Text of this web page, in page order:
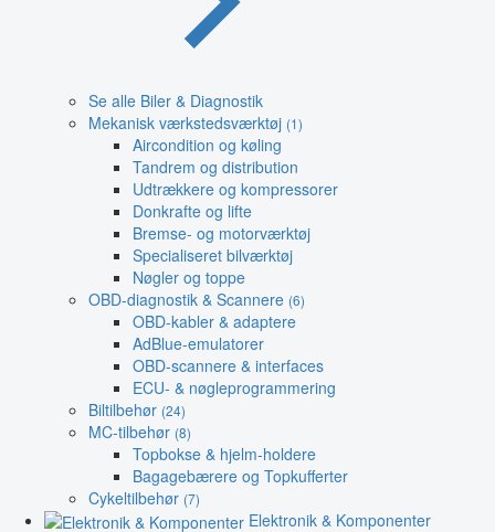
Se alle Biler & Diagnostik
Mekanisk værkstedsværktøj (1)
Aircondition og køling
Tandrem og distribution
Udtrækkere og kompressorer
Donkrafte og lifte
Bremse- og motorværktøj
Specialiseret bilværktøj
Nøgler og toppe
OBD-diagnostik & Scannere (6)
OBD-kabler & adaptere
AdBlue-emulatorer
OBD-scannere & interfaces
ECU- & nøgleprogrammering
Biltilbehør (24)
MC-tilbehør (8)
Topbokse & hjelm-holdere
Bagagebærere og Topkufferter
Cykeltilbehør (7)
Elektronik & Komponenter